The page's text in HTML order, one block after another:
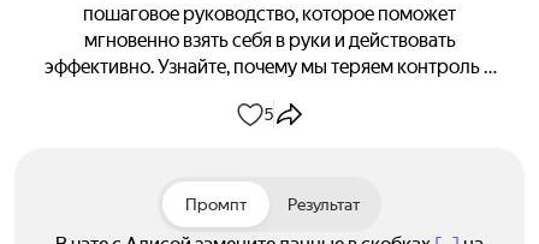
пошаговое руководство, которое поможет
мгновенно взять себя в руки и действовать
эффективно. Узнайте, почему мы теряем контроль и
простой алгоритм из 5–7 шагов для мгновенного
самоконтроля на практике — от конфликтов до
неприятных новостей. Завершите работу над собой
5
Промпт Результат